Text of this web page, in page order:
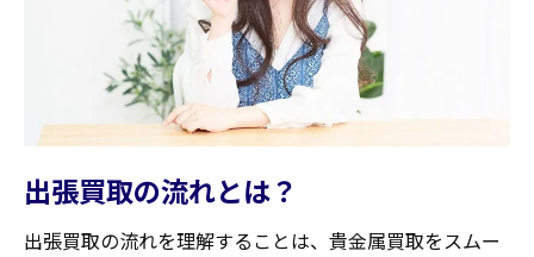
出張買取の流れとは？
出張買取の流れを理解することは、貴金属買取をスムー